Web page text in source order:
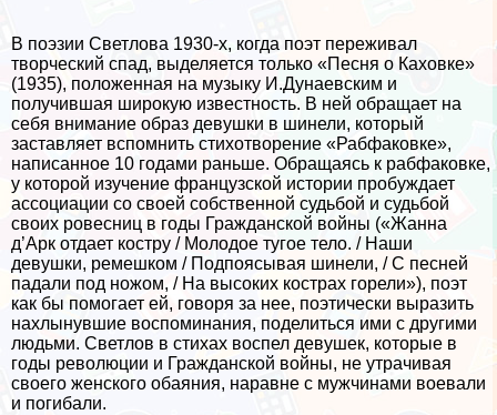
В поэзии Светлова 1930-х, когда поэт переживал
творческий спад, выделяется только «Песня о Каховке»
(1935), положенная на музыку И.Дунаевским и
получившая широкую известность. В ней обращает на
себя внимание образ дeвyшки в шинели, который
заставляет вспомнить стихотворение «Рабфаковке»,
написанное 10 годами раньше. Обращаясь к рабфаковке,
у которой изучение французской истории пробуждает
ассоциации со своей собственной судьбой и судьбой
своих ровесниц в годы Гражданской войны («Жанна
д’Арк отдает костру / Молодое тугое тело. / Наши
дeвyшки, ремешком / Подпоясывая шинели, / С песней
падали под ножом, / На высоких кострах горели»), поэт
как бы помогает ей, говоря за нее, поэтически выразить
нахлынувшие воспоминания, поделиться ими с другими
людьми. Светлов в стихах воспел дeвyшек, которые в
годы революции и Гражданской войны, не утрачивая
своего женского обаяния, наравне с мужчинами воевали
и погибали.